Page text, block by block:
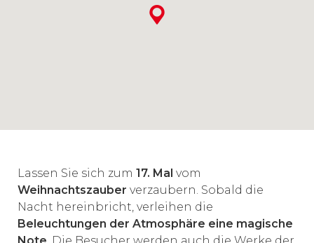
Lassen Sie sich zum 17. Mal vom
Weihnachtszauber verzaubern. Sobald die
Nacht hereinbricht, verleihen die
Beleuchtungen der Atmosphäre eine magische